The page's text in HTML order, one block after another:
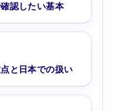
認したい基本
と日本での扱い